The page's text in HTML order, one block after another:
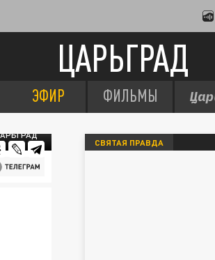
ЦАРЬГРАД
ЭФИР ФИЛЬМЫ
СВЯТАЯ ПРАВДА